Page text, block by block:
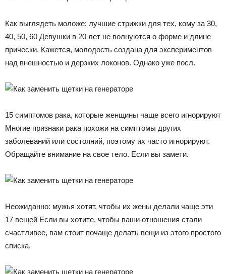
Как выглядеть моложе: лучшие стрижки для тех, кому за 30,
40, 50, 60 Девушки в 20 лет не волнуются о форме и длине
прически. Кажется, молодость создана для экспериментов
над внешностью и дерзких локонов. Однако уже посл.
15 симптомов рака, которые женщины чаще всего игнорируют
Многие признаки рака похожи на симптомы других
заболеваний или состояний, поэтому их часто игнорируют.
Обращайте внимание на свое тело. Если вы замети.
Неожиданно: мужья хотят, чтобы их жены делали чаще эти
17 вещей Если вы хотите, чтобы ваши отношения стали
счастливее, вам стоит почаще делать вещи из этого простого
списка.